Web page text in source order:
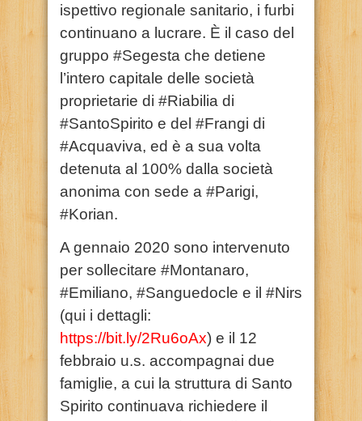
ispettivo regionale sanitario, i furbi
continuano a lucrare. È il caso del
gruppo #Segesta che detiene
l’intero capitale delle società
proprietarie di #Riabilia di
#SantoSpirito e del #Frangi di
#Acquaviva, ed è a sua volta
detenuta al 100% dalla società
anonima con sede a #Parigi,
#Korian.
A gennaio 2020 sono intervenuto
per sollecitare #Montanaro,
#Emiliano, #Sanguedocle e il #Nirs
(qui i dettagli:
https://bit.ly/2Ru6oAx) e il 12
febbraio u.s. accompagnai due
famiglie, a cui la struttura di Santo
Spirito continuava richiedere il